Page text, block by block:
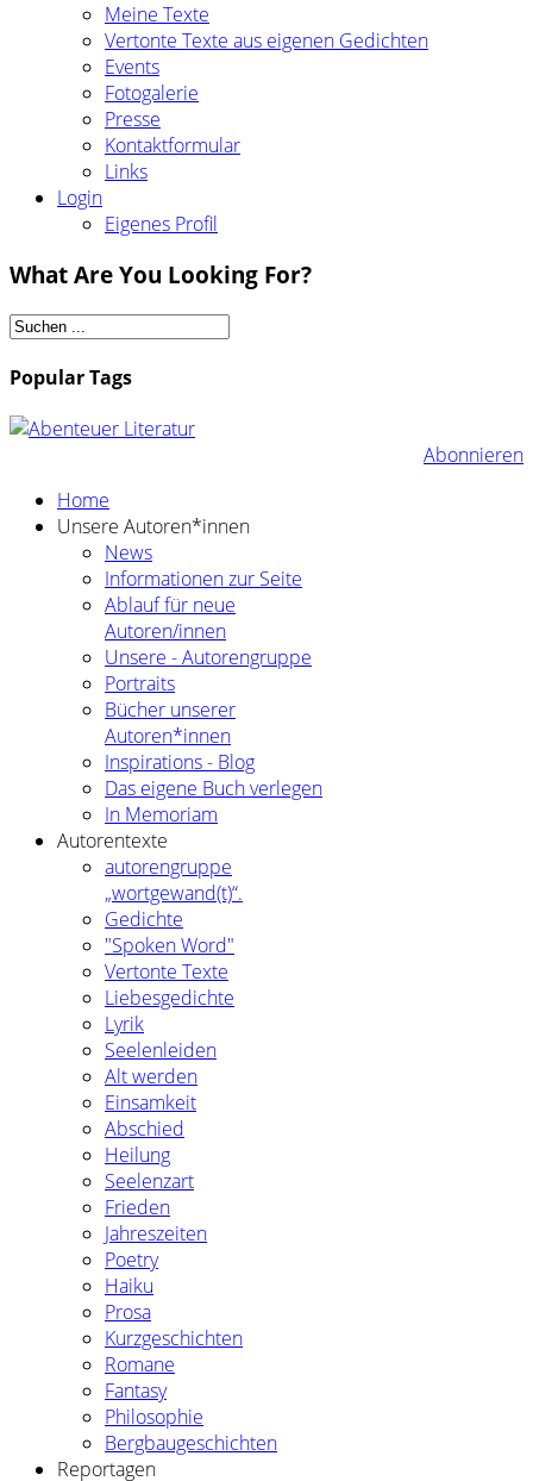
Meine Texte
Vertonte Texte aus eigenen Gedichten
Events
Fotogalerie
Presse
Kontaktformular
Links
Login
Eigenes Profil
What Are You Looking For?
Popular Tags
Abonnieren
Home
Unsere Autoren*innen
News
Informationen zur Seite
Ablauf für neue
Autoren/innen
Unsere - Autorengruppe
Portraits
Bücher unserer
Autoren*innen
Inspirations - Blog
Das eigene Buch verlegen
In Memoriam
Autorentexte
autorengruppe
„wortgewand(t)“.
Gedichte
"Spoken Word"
Vertonte Texte
Liebesgedichte
Lyrik
Seelenleiden
Alt werden
Einsamkeit
Abschied
Heilung
Seelenzart
Frieden
Jahreszeiten
Poetry
Haiku
Prosa
Kurzgeschichten
Romane
Fantasy
Philosophie
Bergbaugeschichten
Reportagen